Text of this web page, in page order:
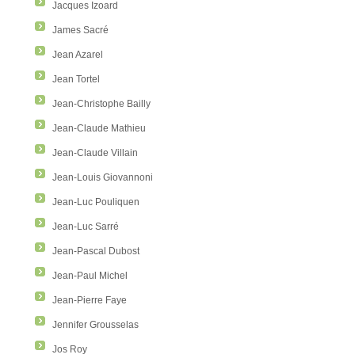
Jacques Izoard
James Sacré
Jean Azarel
Jean Tortel
Jean-Christophe Bailly
Jean-Claude Mathieu
Jean-Claude Villain
Jean-Louis Giovannoni
Jean-Luc Pouliquen
Jean-Luc Sarré
Jean-Pascal Dubost
Jean-Paul Michel
Jean-Pierre Faye
Jennifer Grousselas
Jos Roy